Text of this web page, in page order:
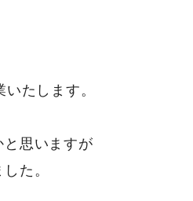
たします。
思いますが
た。